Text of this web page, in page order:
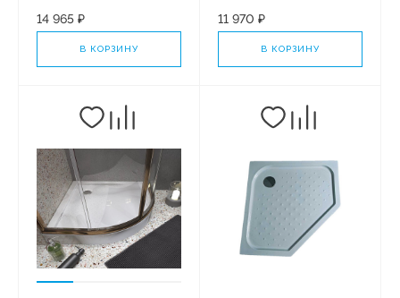
квадратный, в сборе
14 965 ₽
В КОРЗИНУ
/Santek/ 302478
11 970 ₽
В КОРЗИНУ